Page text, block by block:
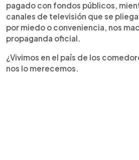
pagado con fondos públicos,
canales de televisión que se
por miedo o conveniencia, nos
propaganda oficial.
¿Vivimos en el país de los
nos lo merecemos.